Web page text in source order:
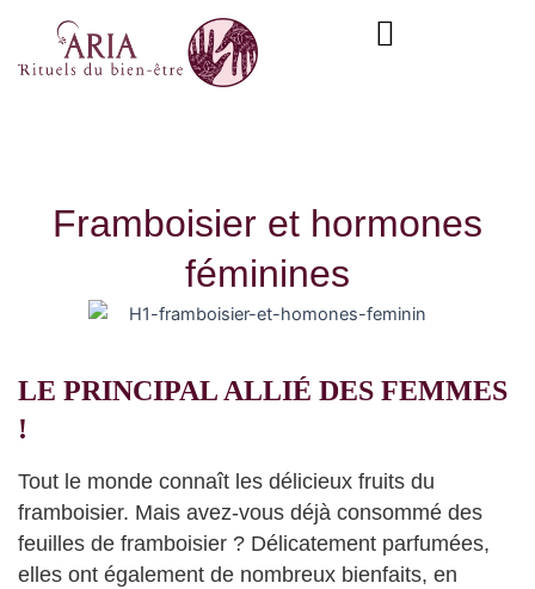
contenu
Framboisier et hormones
féminines
LE PRINCIPAL ALLIÉ DES FEMMES
!
Tout le monde connaît les délicieux fruits du
framboisier. Mais avez-vous déjà consommé des
feuilles de framboisier ? Délicatement parfumées,
elles ont également de nombreux bienfaits, en